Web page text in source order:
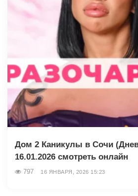
Дом 2 Каникулы в Сочи
16.01.2026 смотреть онлайн
797 16 ЯНВАРЯ, 2026 15:23